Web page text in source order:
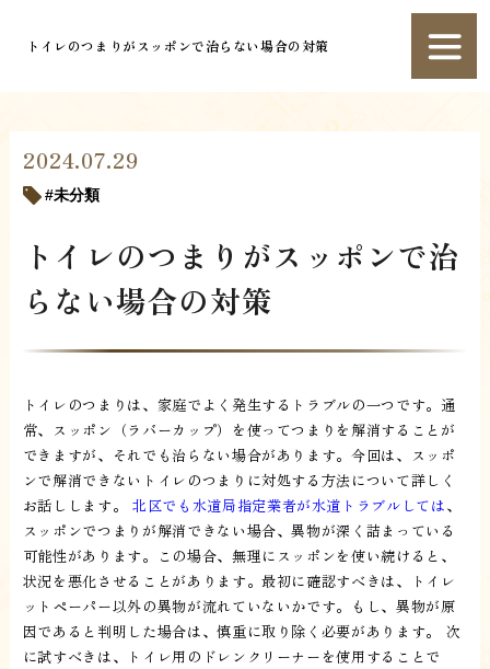
トイレのつまりがスッポンで治らない場合の対策
2024.07.29
未分類
トイレのつまりがスッポンで治
らない場合の対策
トイレのつまりは、家庭でよく発生するトラブルの一つです。通
常、スッポン（ラバーカップ）を使ってつまりを解消することが
できますが、それでも治らない場合があります。今回は、スッポ
ンで解消できないトイレのつまりに対処する方法について詳しく
お話しします。 北区でも水道局指定業者が水道トラブルしては、
スッポンでつまりが解消できない場合、異物が深く詰まっている
可能性があります。この場合、無理にスッポンを使い続けると、
状況を悪化させることがあります。最初に確認すべきは、トイレ
ットペーパー以外の異物が流れていないかです。もし、異物が原
因であると判明した場合は、慎重に取り除く必要があります。 次
に試すべきは、トイレ用のドレンクリーナーを使用することで